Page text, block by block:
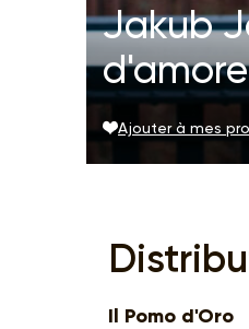
Jakub
d'amore
Ajouter à mes
Il Pomo d'Oro